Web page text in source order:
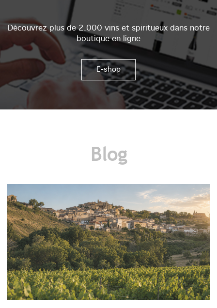
Découvrez plus de 2.000 vins et spiritueux dans notre
boutique en ligne
E-shop
Blog